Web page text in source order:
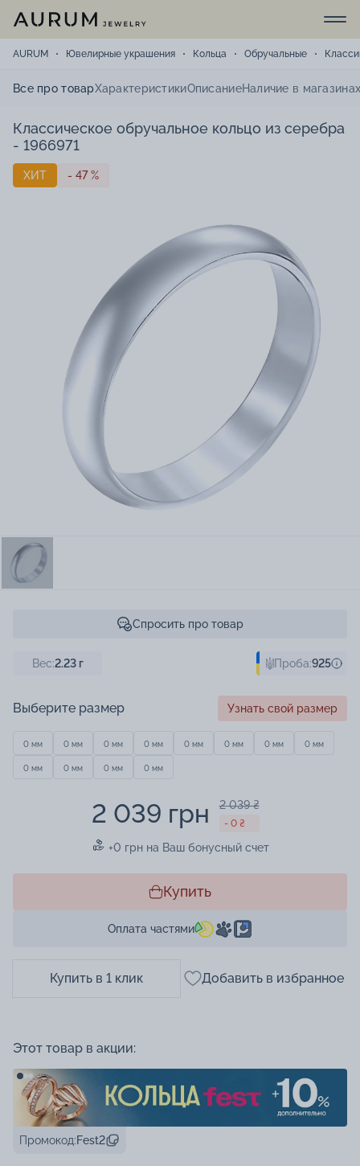
AURUM Ювелирные украшения Кольца Обручальные
Все про товарХарактеристикиОписаниеНаличие в
Классическое обручальное кольцо из серебра
- 1966971
ХИТ - 47 %
Спросить про товар
Вес:2.23г Проба:925
Выберите размер Узнать свой размер
0 мм 0 мм 0 мм 0 мм 0 мм 0 мм 0 мм 0 мм
0 мм 0 мм 0 мм 0 мм
2 039 грн 2 039 ₴
- 0 ₴
+0 грн на Ваш бонусный счет
Купить
Оплата частями
Купить в 1 клик Добавить в избранное
Этот товар в акции:
Промокод:Fest2